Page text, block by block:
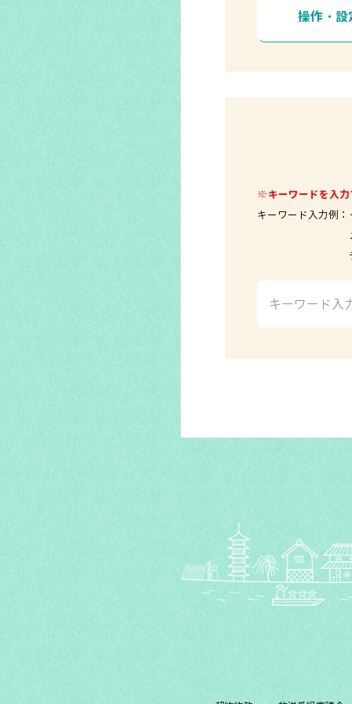
操作・設
※キーワードを入力
キーワード入力例
メール
テレビ